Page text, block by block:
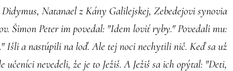
Natanael z Kány Galilejskej, Zebedejovi synovia
Šimon Peter im povedal: "Idem loviť ryby." Povedali mu:
Išli a nastúpili na loď. Ale tej noci nechytili nič. Keď sa už
učeníci nevedeli, že je to Ježiš. A Ježiš sa ich opýtal: "Deti,